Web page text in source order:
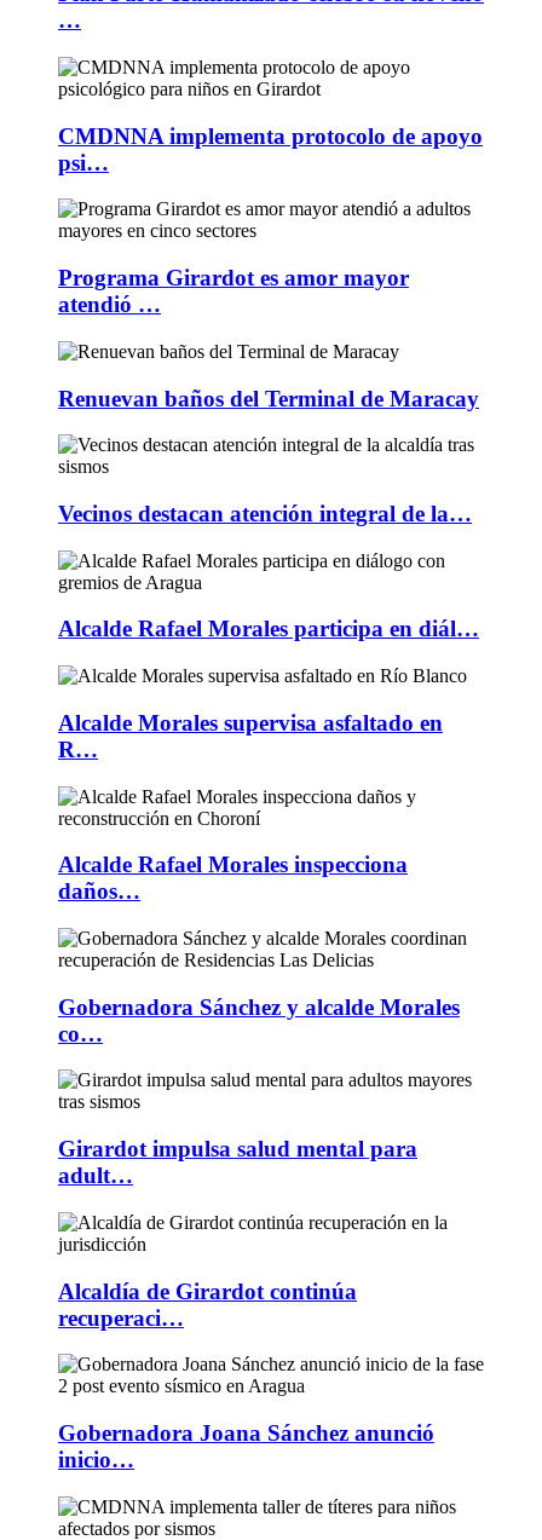
…
CMDNNA implementa protocolo de apoyo
psi…
Programa Girardot es amor mayor
atendió …
Renuevan baños del Terminal de Maracay
Vecinos destacan atención integral de la…
Alcalde Rafael Morales participa en diál…
Alcalde Morales supervisa asfaltado en
R…
Alcalde Rafael Morales inspecciona
daños…
Gobernadora Sánchez y alcalde Morales
co…
Girardot impulsa salud mental para
adult…
Alcaldía de Girardot continúa
recuperaci…
Gobernadora Joana Sánchez anunció
inicio…